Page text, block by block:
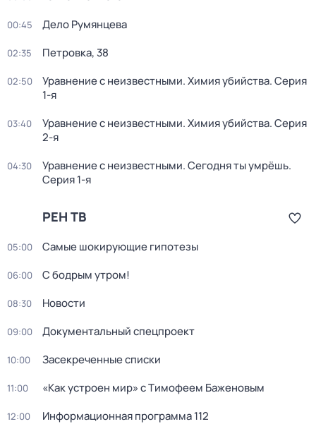
00:45 Дело Румянцева
02:35 Петровка, 38
02:50 Уравнение с неизвестными. Химия убийства. Серия
1-я
03:40 Уравнение с неизвестными. Химия убийства. Серия
2-я
04:30 Уравнение с неизвестными. Сегодня ты умрёшь.
Серия 1-я
РЕН ТВ
05:00 Самые шoкиpующие гипотезы
06:00 С бодрым утром!
08:30 Новости
09:00 Документальный спецпроект
10:00 Зaceкрeченные списки
11:00 «Как устроен мир» с Тимофеем Баженовым
12:00 Информационная программа 112